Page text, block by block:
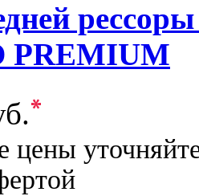
PREMIUM
*
цены